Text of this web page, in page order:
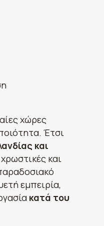
χώρες
Έτσι
και
και
εμπειρία,
κατά του